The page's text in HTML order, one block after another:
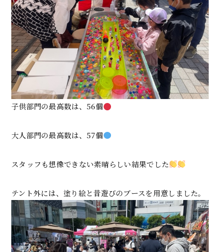
子供部門の最高数は、56個
大人部門の最高数は、57個
スタッフも想像できない素晴らしい結果でした
テント外には、塗り絵と昔遊びのブースを用意しました。